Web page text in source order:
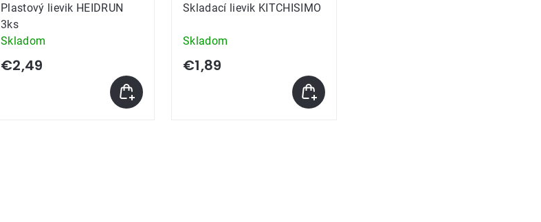
Plastový lievik HEIDRUN
3ks
Skladom
€2,49
Skladací lievik KITCHISIMO
Skladom
€1,89